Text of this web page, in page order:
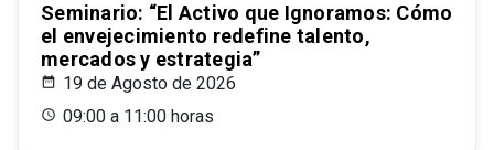
Seminario: “El Activo que Ignoramos: Cómo
el envejecimiento redefine talento,
mercados y estrategia”
19 de Agosto de 2026
09:00 a 11:00 horas